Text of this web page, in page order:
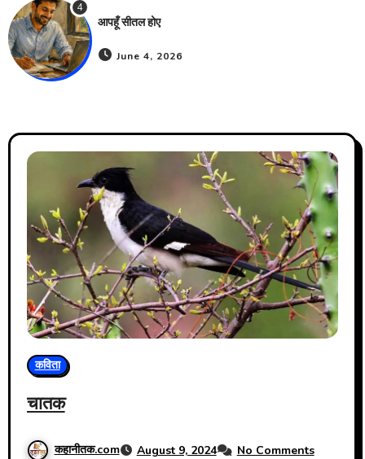
4
आपहूँ सीतल होए
June 4, 2026
कविता
चातक
कहानीतक.com August 9, 2024 No Comments